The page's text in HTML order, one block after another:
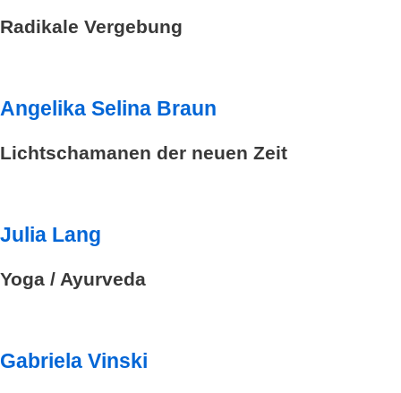
Radikale Vergebung
Angelika Selina Braun
Lichtschamanen der neuen Zeit
Julia Lang
Yoga / Ayurveda
Gabriela Vinski